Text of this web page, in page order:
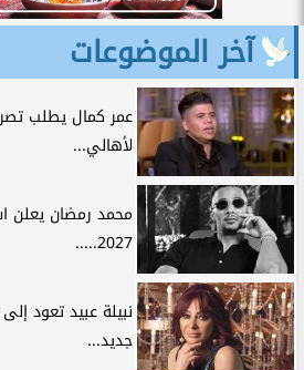
آخر الموضوعات
عمر كمال يطلب
لأهالي...
محمد رمضان
2027.....
نبيلة عبيد تعود
جديد...